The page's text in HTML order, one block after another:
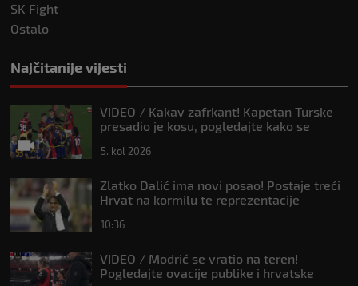
SK Fight
Ostalo
Najčitanije vijesti
VIDEO / Kakav zafrkant! Kapetan Turske
presadio je kosu, pogledajte kako se
5. kol 2026
Zlatko Dalić ima novi posao! Postaje treći
Hrvat na kormilu te reprezentacije
10:36
VIDEO / Modrić se vratio na teren!
Pogledajte ovacije publike i hrvatske